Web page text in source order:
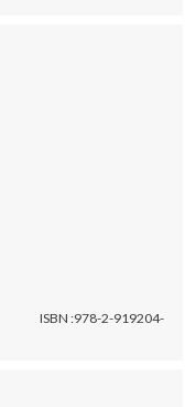
ISBN :978-2-919204-